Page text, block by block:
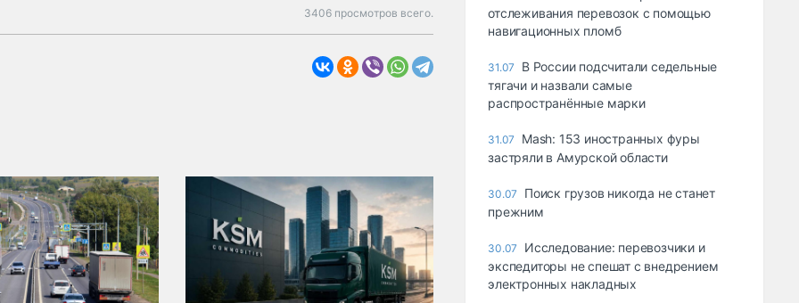
3406 просмотров всего.
отслеживания перевозок с помощью
навигационных пломб
31.07
В России подсчитали седельные
тягачи и назвали самые
распространённые марки
31.07
Mash: 153 иностранных фуры
застряли в Амурской области
30.07
Поиск грузов никогда не станет
прежним
30.07
Исследование: перевозчики и
экспедиторы не спешат с внедрением
электронных накладных